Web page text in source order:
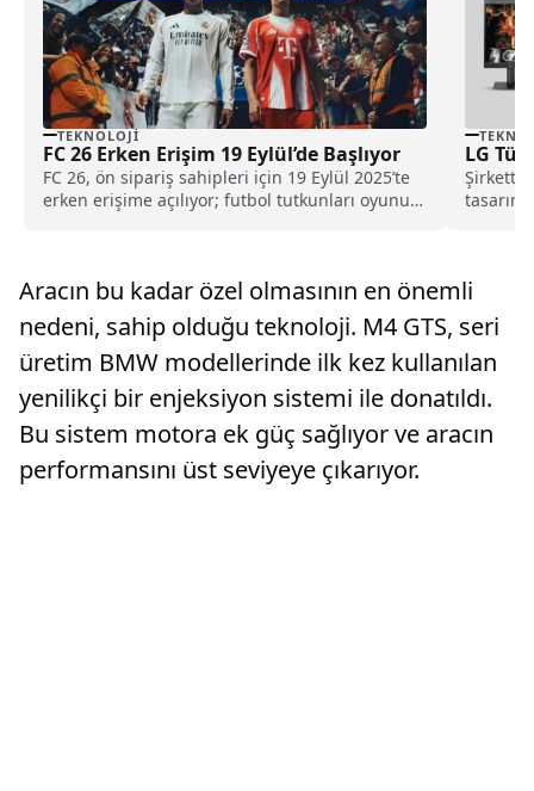
TEKNOLOJI
FC 26 Erken Erişim 19 Eylül’de Başlıyor
FC 26, ön sipariş sahipleri için 19 Eylül 2025’te
erken erişime açılıyor; futbol tutkunları oyunu
LG
Aracın bu kadar özel olmasının en önemli
nedeni, sahip olduğu teknoloji. M4 GTS, seri
üretim BMW modellerinde ilk kez kullanılan
yenilikçi bir enjeksiyon sistemi ile donatıldı.
Bu sistem motora ek güç sağlıyor ve aracın
performansını üst seviyeye çıkarıyor.